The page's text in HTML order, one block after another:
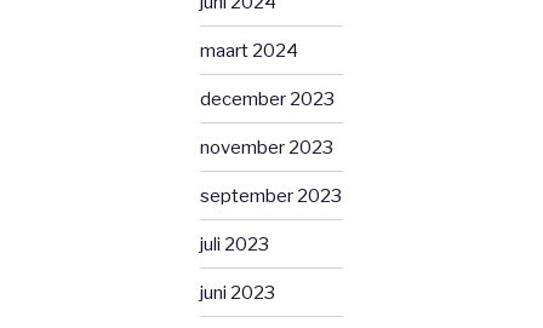
maart 2024
december 2023
november 2023
september 2023
juli 2023
juni 2023